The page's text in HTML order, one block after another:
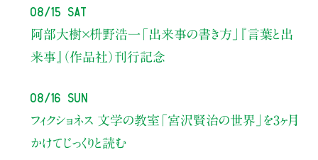
08/15 Sat
阿部大樹×枡野浩一 「出来事の書き方」
『言葉と出
来事』（作品社）刊行記念
08/16 Sun
フィクショネス 文学の教室 「宮沢賢治の世界」を3ヶ月
かけてじっくりと読む